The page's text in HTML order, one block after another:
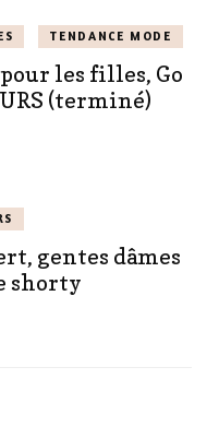
TENDANCE MODE
les filles, Go
(terminé)
gentes dâmes
shorty